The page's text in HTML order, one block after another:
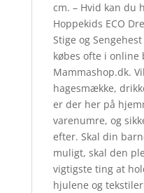
cm. – Hvid kan du
Hoppekids ECO
Stige og
købes ofte i online
Mammashop.dk.
hagesmække,
er der her på
varenumre, og
efter. Skal din
muligt, skal den
vigtigste ting at
hjulene og